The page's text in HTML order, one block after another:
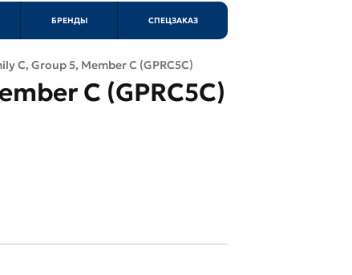
БРЕНДЫ СПЕЦЗАКАЗ
C, Group 5, Member C (GPRC5C)
C (GPRC5C)